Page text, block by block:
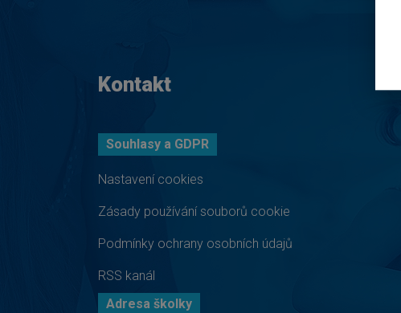
Kontakt
Souhlasy a GDPR
Nastavení cookies
Zásady používání souborů cookie
Podmínky ochrany osobních údajů
RSS kanál
Adresa školky